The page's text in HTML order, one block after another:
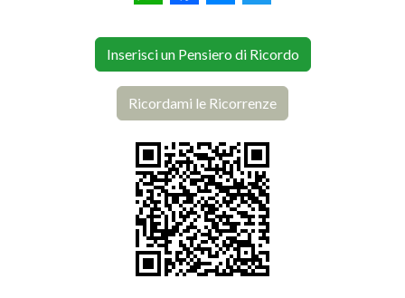
Inserisci un Pensiero di Ricordo
Ricordami le Ricorrenze